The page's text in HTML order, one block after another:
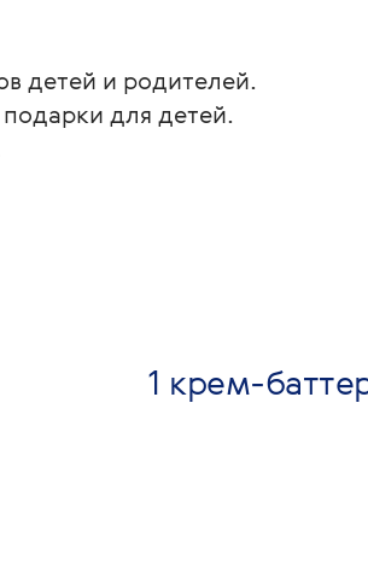
детей и родителей.
для детей.
1 крем-